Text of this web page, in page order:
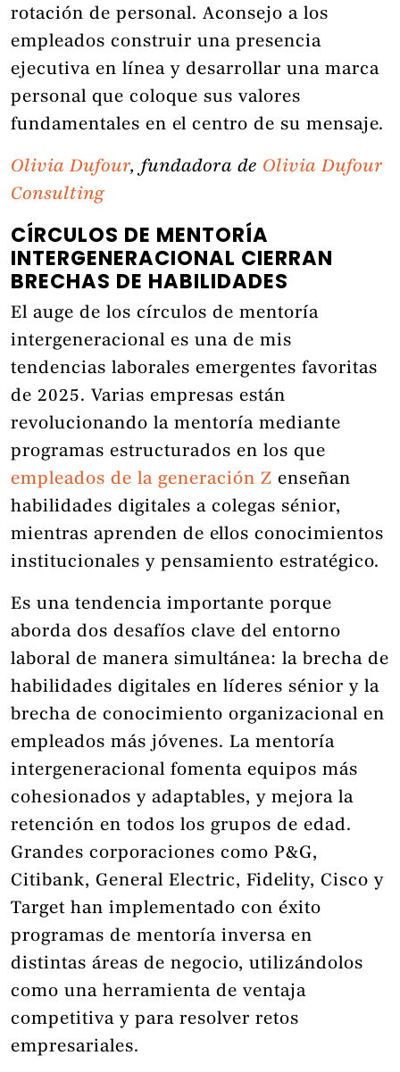
rotación de personal. Aconsejo a los
empleados construir una presencia
ejecutiva en línea y desarrollar una marca
personal que coloque sus valores
fundamentales en el centro de su mensaje.
Olivia Dufour, fundadora de Olivia Dufour
Consulting
CÍRCULOS DE MENTORÍA
INTERGENERACIONAL CIERRAN
BRECHAS DE HABILIDADES
El auge de los círculos de mentoría
intergeneracional es una de mis
tendencias laborales emergentes favoritas
de 2025. Varias empresas están
revolucionando la mentoría mediante
programas estructurados en los que
empleados de la generación Z enseñan
habilidades digitales a colegas sénior,
mientras aprenden de ellos conocimientos
institucionales y pensamiento estratégico.
Es una tendencia importante porque
aborda dos desafíos clave del entorno
laboral de manera simultánea: la brecha de
habilidades digitales en líderes sénior y la
brecha de conocimiento organizacional en
empleados más jóvenes. La mentoría
intergeneracional fomenta equipos más
cohesionados y adaptables, y mejora la
retención en todos los grupos de edad.
Grandes corporaciones como P&G,
Citibank, General Electric, Fidelity, Cisco y
Target han implementado con éxito
programas de mentoría inversa en
distintas áreas de negocio, utilizándolos
como una herramienta de ventaja
competitiva y para resolver retos
empresariales.